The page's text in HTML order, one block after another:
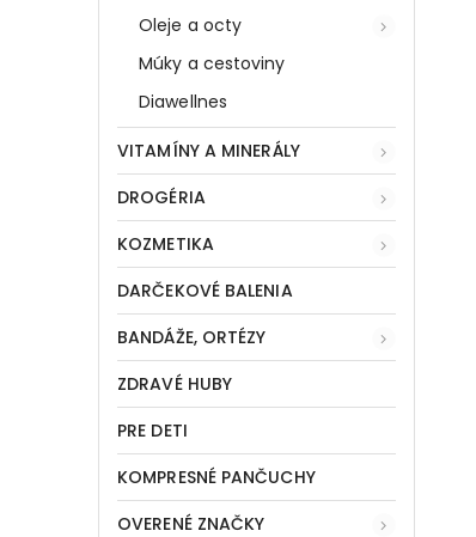
Oleje a octy
Múky a cestoviny
Diawellnes
VITAMÍNY A MINERÁLY
DROGÉRIA
KOZMETIKA
DARČEKOVÉ BALENIA
BANDÁŽE, ORTÉZY
ZDRAVÉ HUBY
PRE DETI
KOMPRESNÉ PANČUCHY
OVERENÉ ZNAČKY